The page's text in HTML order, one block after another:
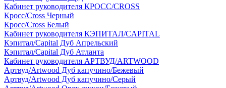
Кабинет руководителя КРОСС/CROSS
Кросс/Cross Черный
Кросс/Cross Белый
Кабинет руководителя КЭПИТАЛ/CAPITAL
Кэпитал/Capital Дуб Апрельский
Кэпитал/Capital Дуб Атланта
Кабинет руководителя АРТВУД/ARTWOOD
Артвуд/Artwood Дуб капучино/Бежевый
Артвуд/Artwood Дуб капучино/Серый